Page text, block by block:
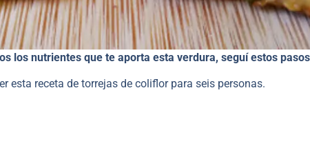
los nutrientes que te aporta esta verdura, seguí estos
esta receta de torrejas de coliflor para seis personas.